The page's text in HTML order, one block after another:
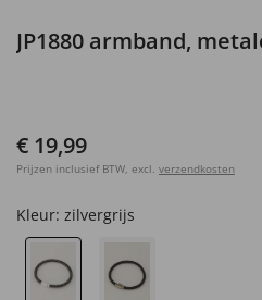
JP1880 armband,
€ 19,99
Prijzen inclusief BTW, excl. verzendkosten
Kleur: zilvergrijs